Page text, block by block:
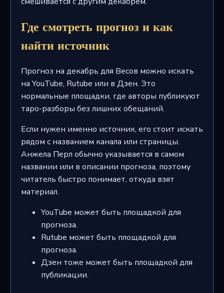
Где смотреть прогноз и как
найти источник
Прогноз на декабрь для Весов можно искать
на YouTube, Rutube или в Дзен. Это
нормальные площадки, где авторы публикуют
таро-разборы без лишних обещаний.
Если нужен именно источник, его стоит искать
рядом с названием канала или страницы.
Анжела Перл обычно указывается в самом
названии или в описании прогноза, поэтому
читатель быстро понимает, откуда взят
материал.
YouTube может быть площадкой для
прогноза.
Rutube может быть площадкой для
прогноза.
Дзен тоже может быть площадкой для
публикации.